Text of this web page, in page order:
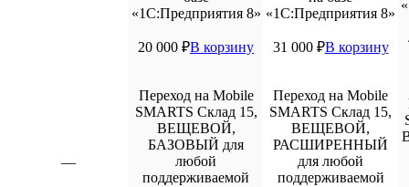
«1С:Предприятия 8»
20 000 ₽В корзину
«1С:Предприятия 8»
31 000 ₽В корзину
—
Переход на Mobile
SMARTS Склад 15,
ВЕЩЕВОЙ,
БАЗОВЫЙ для
любой
поддерживаемой
Переход на Mobile
SMARTS Склад 15,
ВЕЩЕВОЙ,
РАСШИРЕННЫЙ
для любой
поддерживаемой